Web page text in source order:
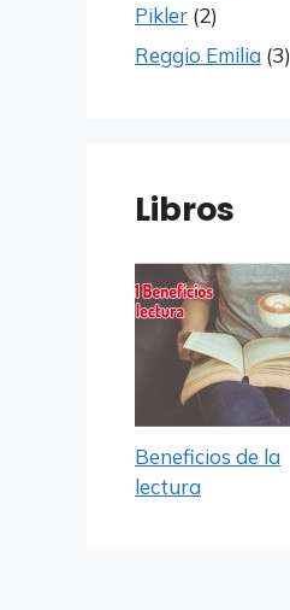
Pikler (2)
Reggio Emilia (3)
Libros
Beneficios de la
lectura